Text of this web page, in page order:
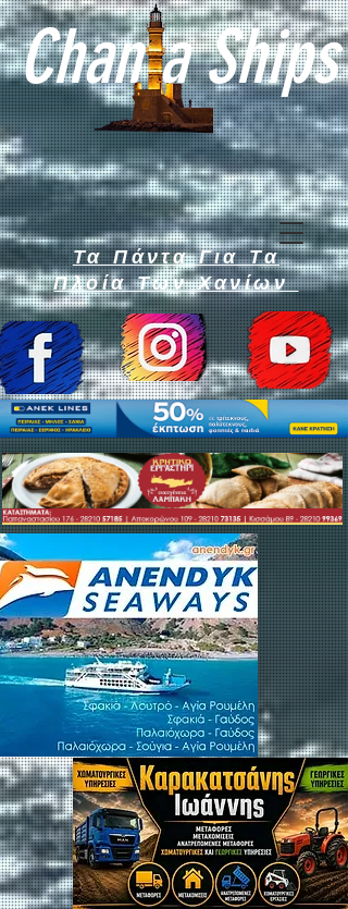
Chan a Ships
Τα Πάντα Για Τα
Πλοία Των Χανίων